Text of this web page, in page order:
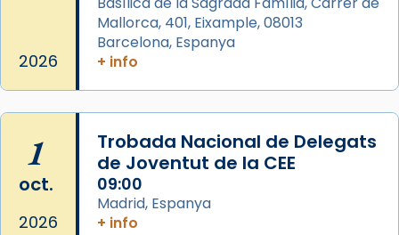
gran a Mataró.
«Si vols saber què és calor, ves per les
Santes a Mataró»🥵.
2026
Mallorca, 401, Eixample, 08013
Barcelona, Espanya
+ info
1
oct.
2026
Trobada Nacional de Delegats
de Joventut de la CEE
09:00
Madrid, Espanya
+ info